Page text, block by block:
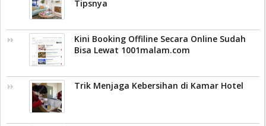
Tipsnya
Kini Booking Offiline Secara Online Sudah
Bisa Lewat 1001malam.com
Trik Menjaga Kebersihan di Kamar Hotel